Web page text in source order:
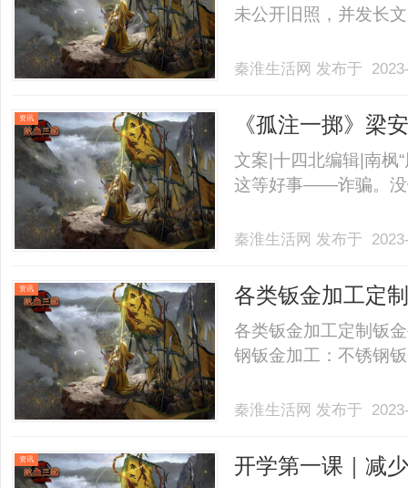
未公开旧照，并发长
秦淮生活网 发布于
资讯
《孤注一掷》梁
头皮发麻
文案|十四北编辑|南枫
这等好事——诈骗。没
秦淮生活网 发布于
资讯
各类钣金加工定
精工机械设备公司
各类钣金加工定制钣
钢钣金加工：不锈钢
秦淮生活网 发布于
资讯 开学第一课｜减